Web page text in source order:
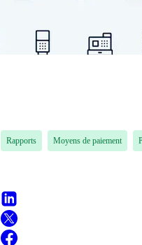
Rapports Moyens de paiement